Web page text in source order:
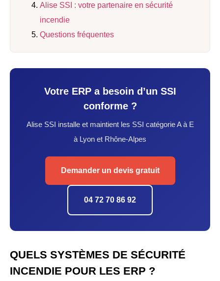
Alise SSI : votre partenaire en sécurité
incendie
Questions fréquentes
Votre ERP a besoin d’un SSI
conforme ?
Alise SSI installe et maintient les SSI catégorie A à E
à Lyon et Rhône-Alpes
Demander un devis gratuit
04 72 70 86 92
QUELS SYSTÈMES DE SÉCURITÉ
INCENDIE POUR LES ERP ?